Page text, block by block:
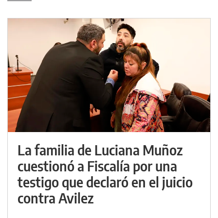
La familia de Luciana Muñoz
cuestionó a Fiscalía por una
testigo que declaró en el juicio
contra Avilez